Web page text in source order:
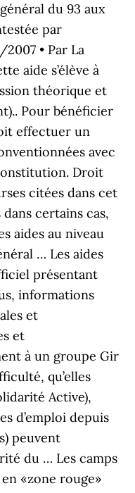
du 93 aux
par
• Par La
aide s’élève à
théorique et
Pour bénéficier
effectuer un
avec
Droit
citées dans cet
certains cas,
aides au niveau
… Les aides
présentant
informations
et
et
à un groupe Gir
qu’elles
Active),
d’emploi depuis
peuvent
du … Les camps
«zone rouge»